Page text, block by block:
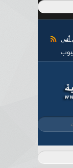
أس
البحث